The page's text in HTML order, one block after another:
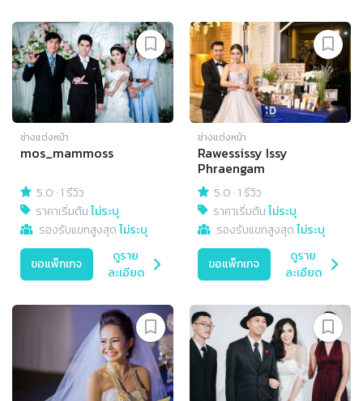
ช่างแต่งหน้า
mos_mammoss
5.0 ·1 รีวิว
ราคาเริ่มต้นไม่ระบุ
รองรับแขกสูงสุดไม่ระบุ
ขอแพ็กเกจ
ดูราย
ละเอียด
ช่างแต่งหน้า
Rawessissy Issy
Phraengam
5.0 ·1 รีวิว
ราคาเริ่มต้นไม่ระบุ
รองรับแขกสูงสุดไม่ระบุ
ขอแพ็กเกจ
ดูราย
ละเอียด